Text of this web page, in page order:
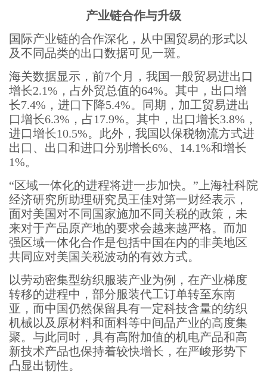
产业链合作与升级
国际产业链的合作深化，从中国贸易的形式以
及不同品类的出口数据可见一斑。
海关数据显示，前7个月，我国一般贸易进出口
增长2.1%，占外贸总值的64%。其中，出口增
长7.4%，进口下降5.4%。同期，加工贸易进出
口增长6.3%，占17.9%。其中，出口增长3.8%，
进口增长10.5%。此外，我国以保税物流方式进
出口、出口和进口分别增长6%、14.1%和增长
1%。
“区域一体化的进程将进一步加快。”上海社科院
经济研究所助理研究员王佳对第一财经表示，
面对美国对不同国家施加不同关税的政策，未
来对于产品原产地的要求会越来越严格。而加
强区域一体化合作是包括中国在内的非美地区
共同应对美国关税波动的有效方式。
以劳动密集型纺织服装产业为例，在产业梯度
转移的进程中，部分服装代工订单转至东南
亚，而中国仍然保留具有一定科技含量的纺织
机械以及原材料和面料等中间品产业的高度集
聚。与此同时，具有高附加值的机电产品和高
新技术产品也保持着较快增长，在严峻形势下
凸显出韧性。